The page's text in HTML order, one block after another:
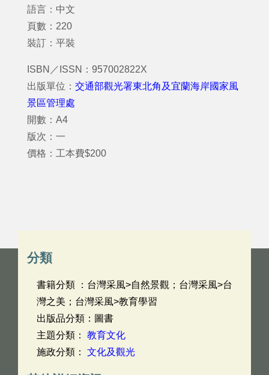
語言：中文
頁數：220
裝訂：平裝
ISBN／ISSN：957002822X
出版單位： 交通部觀光署東北角及宜蘭海岸國家風
景區管理處
開數：A4
版次：一
價格：工本費$200
分類
書籍分類 ：台灣采風>自然景觀；台灣采風>台
灣之美；台灣采風>教育學習
出版品分類：圖書
主題分類： 教育文化
施政分類： 文化及觀光